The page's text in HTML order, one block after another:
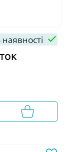
наявності